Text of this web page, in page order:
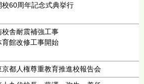
校60周年記念式典挙行
校舎耐震補強工事
育館改修工事開始
京都人権尊重教育推進校報告会